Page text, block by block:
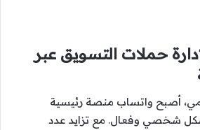
حملات التسويق عبر
أصبح واتساب منصة رئيسية
شخصي وفعال. مع تزايد عدد